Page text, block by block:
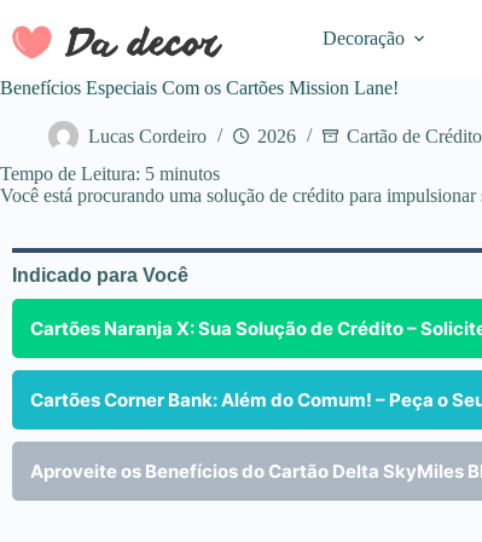
para
Decoração
Benefícios Especiais Com os Cartões Mission Lane!
Lucas Cordeiro 2026
Cartão de Crédito
Tempo de Leitura: 5 minutos
Você está procurando uma solução de crédito para
Indicado para Você
Cartões Naranja X: Sua Solução de Crédito –
Cartões Corner Bank: Além do Comum! – Peça o
Aproveite os Benefícios do Cartão Delta SkyMiles